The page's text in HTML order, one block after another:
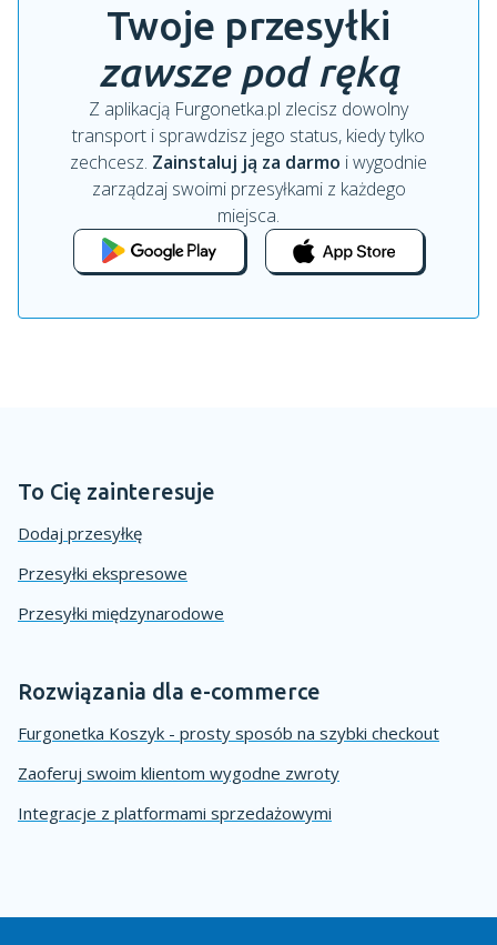
Twoje przesyłki
zawsze pod ręką
Z aplikacją Furgonetka.pl zlecisz dowolny
transport i sprawdzisz jego status, kiedy tylko
zechcesz. Zainstaluj ją za darmo i wygodnie
zarządzaj swoimi przesyłkami z każdego
miejsca.
To Cię zainteresuje
Dodaj przesyłkę
Przesyłki ekspresowe
Przesyłki międzynarodowe
Rozwiązania dla e-commerce
Furgonetka Koszyk - prosty sposób na szybki checkout
Zaoferuj swoim klientom wygodne zwroty
Integracje z platformami sprzedażowymi